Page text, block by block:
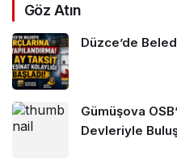
Göz Atın
Düzce’de
Gümüşova
Devleriyle